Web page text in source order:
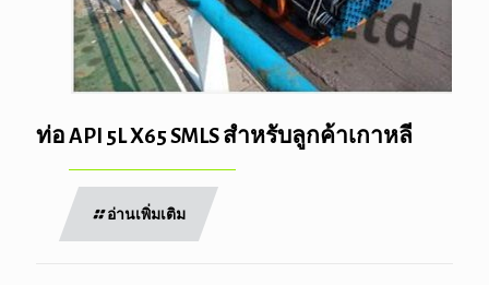
ท่อ API 5L X65 SMLS สำหรับลูกค้าเกาหลี
อ่านเพิ่มเติม